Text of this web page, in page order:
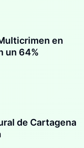
en
un 64%
de Cartagena